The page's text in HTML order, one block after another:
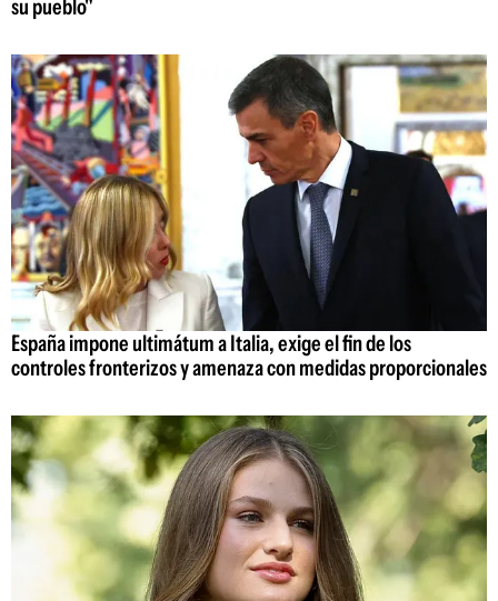
su pueblo"
España impone ultimátum a Italia, exige el fin de los
controles fronterizos y amenaza con medidas proporcionales